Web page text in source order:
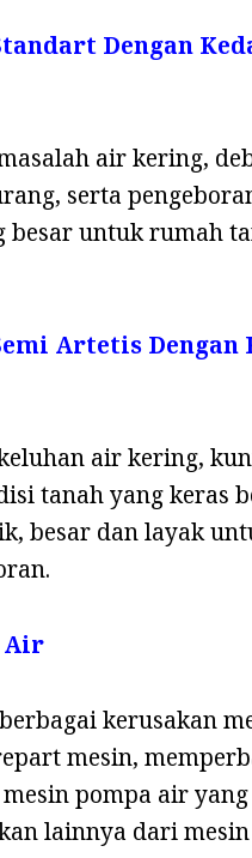
Dengan
air kering,
serta
untuk rumah
Artetis Dengan
air kering,
tanah yang keras
besar dan layak
Air
kerusakan
mesin,
pompa air
lainnya dari